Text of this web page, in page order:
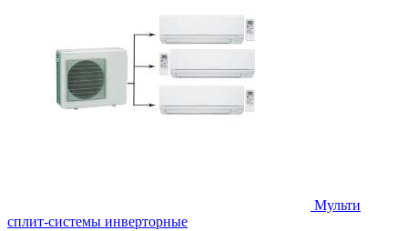
Мульти
сплит-системы инверторные